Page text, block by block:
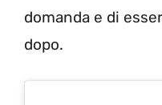
domanda e di
dopo.